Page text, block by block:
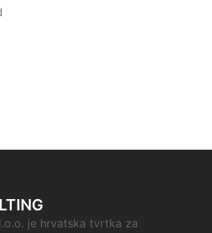
je hrvatska tvrtka za